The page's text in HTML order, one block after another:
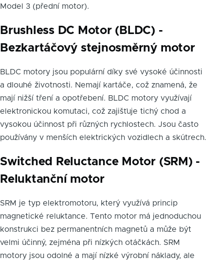
Model 3 (přední motor).
Brushless DC Motor (BLDC) -
Bezkartáčový stejnosměrný motor
BLDC motory jsou populární díky své vysoké účinnosti
a dlouhé životnosti. Nemají kartáče, což znamená, že
mají nižší tření a opotřebení. BLDC motory využívají
elektronickou komutaci, což zajišťuje tichý chod a
vysokou účinnost při různých rychlostech. Jsou často
používány v menších elektrických vozidlech a skútrech.
Switched Reluctance Motor (SRM) -
Reluktanční motor
SRM je typ elektromotoru, který využívá princip
magnetické reluktance. Tento motor má jednoduchou
konstrukci bez permanentních magnetů a může být
velmi účinný, zejména při nízkých otáčkách. SRM
motory jsou odolné a mají nízké výrobní náklady, ale